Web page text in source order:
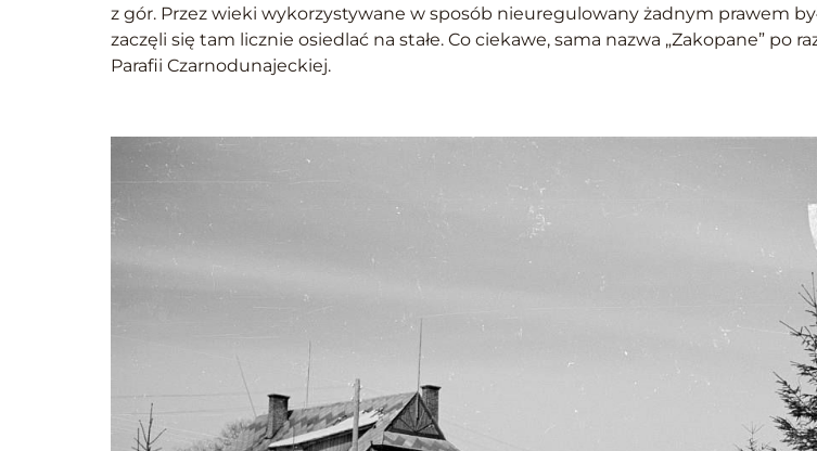
z gór. Przez wieki wykorzystywane w sposób nieuregulowany żadnym prawem
zaczęli się tam licznie osiedlać na stałe. Co ciekawe, sama nazwa „Zakopane” po
Parafii Czarnodunajeckiej.